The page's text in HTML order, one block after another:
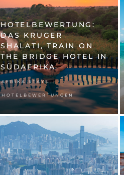
HOTELBEWERTUNG:
DAS KRUGER
SHALATI, TRAIN ON
THE BRIDGE HOTEL IN
SÜDAFRIKA
AFRIKA STAYS,
HOTELBEWERTUNGEN